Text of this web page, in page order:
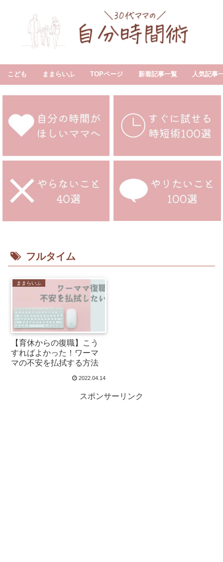
こども ままらいふ TOPページ 新着記事一覧 人気記事
フルタイム
ままらいふ
【育休からの復職】こう
すればよかった！ワーマ
マの不安を払拭する方法
2022.04.14
スポンサーリンク